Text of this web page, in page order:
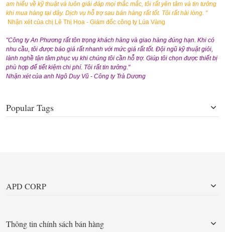
am hiểu về kỹ thuật và luôn giải đáp mọi thắc mắc, tôi rất yên tâm và tin tưởng
khi mua hàng tại đây. Dịch vụ hỗ trợ sau bán hàng rất tốt. Tôi rất hài lòng. "
Nhận xét của chị Lê Thị Hoa - Giám đốc công ty Lúa Vàng
"Công ty An Phương rất tôn trọng khách hàng và giao hàng đúng hạn. Khi có
nhu cầu, tôi được báo giá rất nhanh với mức giá rất tốt. Đội ngũ kỹ thuật giỏi,
lành nghề tận tâm phục vụ khi chúng tôi cần hỗ trợ. Giúp tôi chọn được thiết bị
phù hợp để tiết kiệm chi phí. Tôi rất tin tưởng."
Nhận xét của anh Ngô Duy Vũ - Công ty Trà Dương
Popular Tags
APD CORP
Thông tin chính sách bán hàng